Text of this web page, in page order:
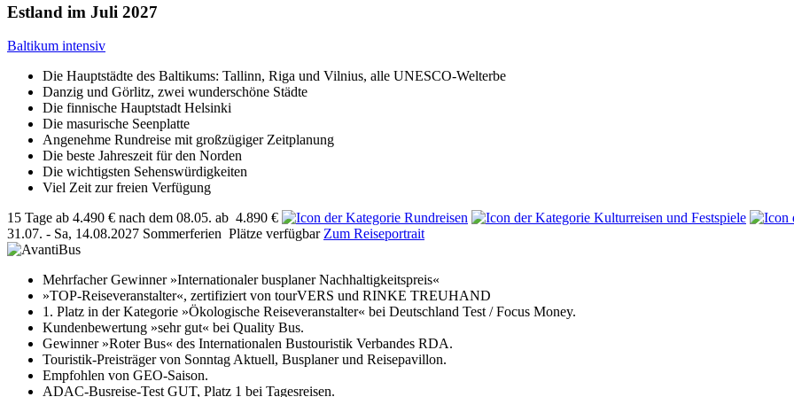
Estland im Juli 2027
Baltikum intensiv
Die Hauptstädte des Baltikums: Tallinn, Riga und Vilnius, alle UNESCO-Welterbe
Danzig und Görlitz, zwei wunderschöne Städte
Die finnische Hauptstadt Helsinki
Die masurische Seenplatte
Angenehme Rundreise mit großzügiger Zeitplanung
Die beste Jahreszeit für den Norden
Die wichtigsten Sehenswürdigkeiten
Viel Zeit zur freien Verfügung
15 Tage ab 4.490 € nach dem 08.05. ab 4.890 €
31.07. - Sa, 14.08.2027 Sommerferien Plätze verfügbar Zum Reiseportrait
Mehrfacher Gewinner »Internationaler busplaner Nachhaltigkeitspreis«
»TOP-Reiseveranstalter«, zertifiziert von tourVERS und RINKE TREUHAND
1. Platz in der Kategorie »Ökologische Reiseveranstalter« bei Deutschland Test / Focus Money.
Kundenbewertung »sehr gut« bei Quality Bus.
Gewinner »Roter Bus« des Internationalen Bustouristik Verbandes RDA.
Touristik-Preisträger von Sonntag Aktuell, Busplaner und Reisepavillon.
Empfohlen von GEO-Saison.
ADAC-Busreise-Test GUT, Platz 1 bei Tagesreisen.